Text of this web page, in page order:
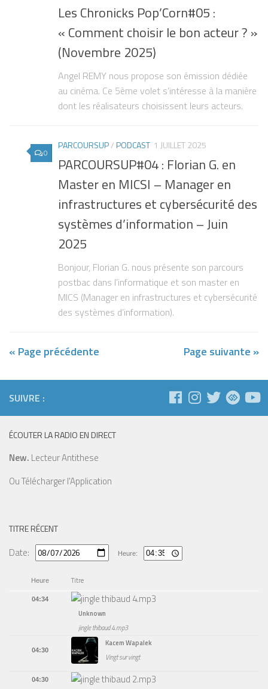
Les Chronicks Pop’Corn#05 :
« Comment choisir le bon acteur ? »
(Novembre 2025)
Angel REMY nous propose son émission dédiée
au cinéma. Ce 5ème volet s’intéresse à la manière
dont les réalisateurs choisissent leurs acteurs.
0
PARCOURSUP/PODCAST 1 JUILLET 2025
PARCOURSUP#04 : Florian G. en
Master en MICSI – Manager en
infrastructures et cybersécurité des
systèmes d’information – Juin
2025
Bonjour, Florian G. nous présente son parcours
postbac dans l’informatique et son master en
MICS (Manager en infrastructures et cybersécurité
des systèmes d’information).
« Page précédente Page suivante »
SUIVRE :
ÉCOUTER LA RADIO EN DIRECT
New. Lecteur Antithese
OuTélécharger l'Application
TITRE RÉCENT
Date: Heure:
Heure Titre
04:34
Unknown
jingle thibaud 4.mp3
04:30
Kacem Wapalek
Vingt sur vingt
04:30